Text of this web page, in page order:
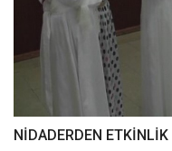
NİDADERDEN ETKİNLİK